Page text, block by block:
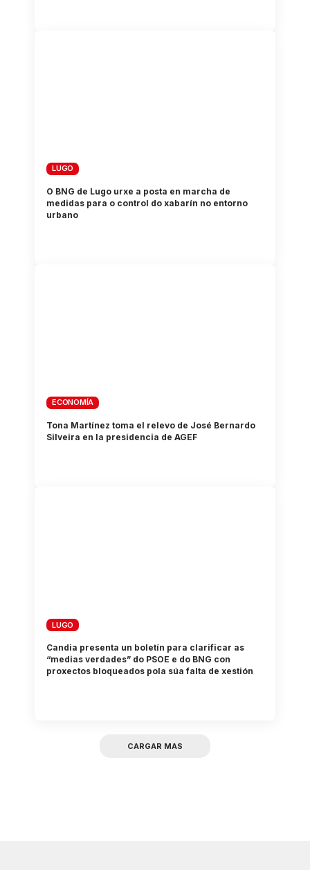
LUGO
O BNG de Lugo urxe a posta en marcha de
medidas para o control do xabarín no entorno
urbano
ECONOMÍA
Tona Martínez toma el relevo de José Bernardo
Silveira en la presidencia de AGEF
LUGO
Candia presenta un boletín para clarificar as
“medias verdades” do PSOE e do BNG con
proxectos bloqueados pola súa falta de xestión
CARGAR MAS